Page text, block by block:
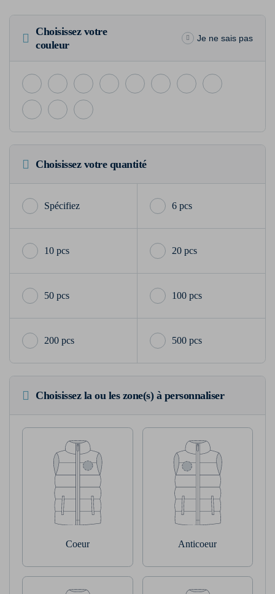
Choisissez votre
couleur
Je ne sais pas
Choisissez votre quantité
6 pcs
10 pcs 20 pcs
50 pcs 100 pcs
200 pcs 500 pcs
Choisissez la ou les zone(s) à personnaliser
Coeur Anticoeur